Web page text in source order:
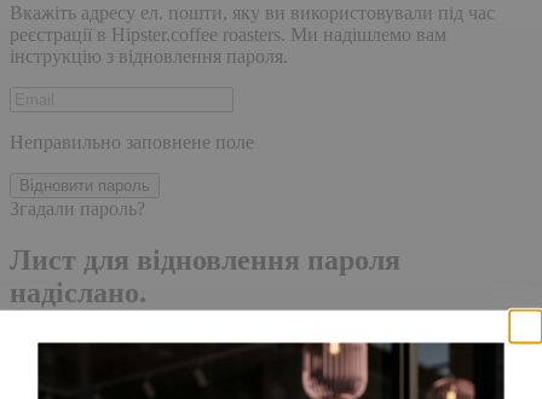
Вкажіть адресу ел. пошти, яку ви використовували під час
реєстрації в Hipster.coffee roasters. Ми надішлемо вам
інструкцію з відновлення пароля.
Неправильно заповнене поле
Відновити пароль
Згадали пароль?
Лист для відновлення пароля
надіслано.
Лист із посиланням для скидання пароля було надіслано на
адресу електронної пошти, прив'язану до вашого облікового
запису, доставка повідомлення може зайняти кілька хвилин.